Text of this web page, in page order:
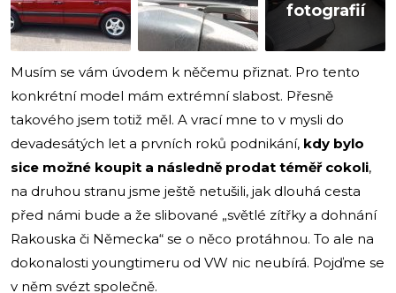
fotografií
Musím se vám úvodem k něčemu přiznat. Pro tento
konkrétní model mám extrémní slabost. Přesně
takového jsem totiž měl. A vrací mne to v mysli do
devadesátých let a prvních roků podnikání, kdy bylo
sice možné koupit a následně prodat téměř cokoli,
na druhou stranu jsme ještě netušili, jak dlouhá cesta
před námi bude a že slibované „světlé zítřky a dohnání
Rakouska či Německa“ se o něco protáhnou. To ale na
dokonalosti youngtimeru od VW nic neubírá. Pojďme se
v něm svézt společně.